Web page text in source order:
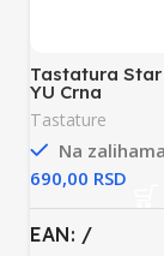
Tastatura
YU Crna
Tastature
Na zalihama
RSD
EAN: /